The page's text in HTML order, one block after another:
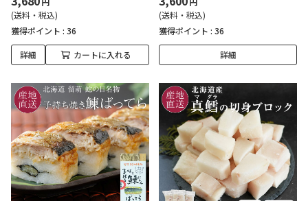
(送料・税込)
獲得ポイント : 36
詳細 カートに入れる
(送料・税込)
獲得ポイント : 36
詳細